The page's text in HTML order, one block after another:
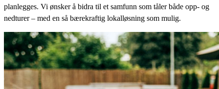
planlegges. Vi ønsker å bidra til et samfunn som tåler både opp- og
nedturer – med en så bærekraftig lokalløsning som mulig.